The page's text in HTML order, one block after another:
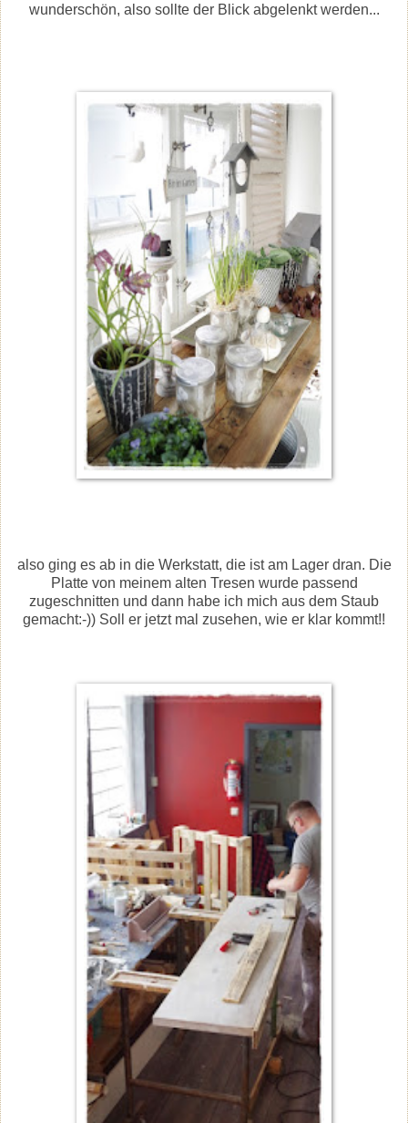
wunderschön, also sollte der Blick abgelenkt werden...
also ging es ab in die Werkstatt, die ist am Lager dran. Die
Platte von meinem alten Tresen wurde passend
zugeschnitten und dann habe ich mich aus dem Staub
gemacht:-)) Soll er jetzt mal zusehen, wie er klar kommt!!